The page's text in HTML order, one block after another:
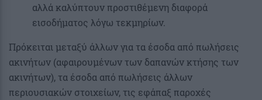
αλλά καλύπτουν προστιθέμενη διαφορά
εισοδήματος λόγω τεκμηρίων.
Πρόκειται μεταξύ άλλων για τα έσοδα από πωλήσεις
ακινήτων (αφαιρουµένων των δαπανών κτήσης των
ακινήτων), τα έσοδα από πωλήσεις άλλων
περιουσιακών στοιχείων, τις εφάπαξ παροχές